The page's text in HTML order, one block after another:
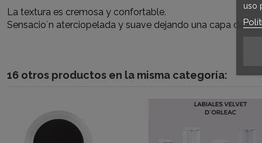
La textura es cremosa y confortable.
Sensacio´n aterciopelada y suave dejando una capa de
16 otros productos en la misma categoría:
uso